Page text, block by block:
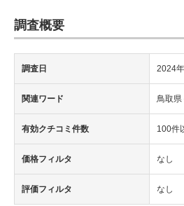
調査概要
調査日 2024
関連ワード 鳥取県
有効クチコミ件数 100件
価格フィルタ なし
評価フィルタ なし